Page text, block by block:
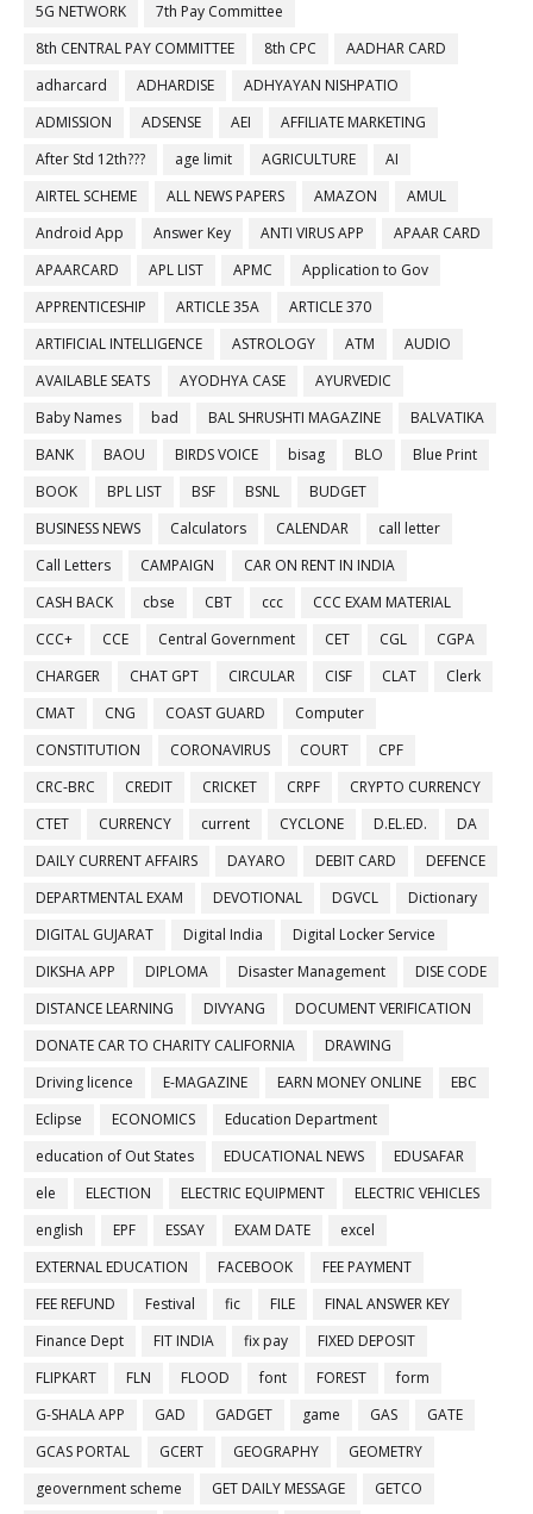
5G NETWORK
7th Pay Committee
8th CENTRAL PAY COMMITTEE
8th CPC
AADHAR CARD
adharcard
ADHARDISE
ADHYAYAN NISHPATIO
ADMISSION
ADSENSE AEI
AFFILIATE MARKETING
After Std 12th???
age limit AGRICULTURE
AI
AIRTEL SCHEME
ALL NEWS PAPERS AMAZON
AMUL
Android App
Answer Key ANTI VIRUS APP
APAAR CARD
APAARCARD
APL LIST APMC
Application to Gov
APPRENTICESHIP
ARTICLE 35A
ARTICLE 370
ARTIFICIAL INTELLIGENCE
ASTROLOGY ATM
AUDIO
AVAILABLE SEATS
AYODHYA CASE
AYURVEDIC
Baby Names
bad BAL SHRUSHTI MAGAZINE
BALVATIKA
BANK
BAOU BIRDS VOICE bisag BLO
Blue Print
BOOK
BPL LIST BSF BSNL
BUDGET
BUSINESS NEWS
Calculators CALENDAR
call letter
Call Letters
CAMPAIGN
CAR ON RENT IN INDIA
CASH BACK
cbse CBT ccc
CCC EXAM MATERIAL
CCC+
CCE Central Government CET CGL
CGPA
CHARGER
CHAT GPT CIRCULAR CISF CLAT
Clerk
CMAT
CNG COAST GUARD
Computer
CONSTITUTION
CORONAVIRUS COURT
CPF
CRC-BRC
CREDIT CRICKET CRPF
CRYPTO CURRENCY
CTET
CURRENCY current CYCLONE D.EL.ED.
DA
DAILY CURRENT AFFAIRS
DAYARO DEBIT CARD
DEFENCE
DEPARTMENTAL EXAM
DEVOTIONAL DGVCL
Dictionary
DIGITAL GUJARAT
Digital India
Digital Locker Service
DIKSHA APP
DIPLOMA Disaster Management
DISE CODE
DISTANCE LEARNING
DIVYANG
DOCUMENT VERIFICATION
DONATE CAR TO CHARITY CALIFORNIA
DRAWING
Driving licence
E-MAGAZINE EARN MONEY ONLINE
EBC
Eclipse
ECONOMICS
Education Department
education of Out States
EDUCATIONAL NEWS
EDUSAFAR
ele
ELECTION ELECTRIC EQUIPMENT
ELECTRIC VEHICLES
english
EPF ESSAY EXAM DATE
excel
EXTERNAL EDUCATION
FACEBOOK
FEE PAYMENT
FEE REFUND
Festival fic FILE
FINAL ANSWER KEY
Finance Dept
FIT INDIA fix pay
FIXED DEPOSIT
FLIPKART
FLN FLOOD font FOREST
form
G-SHALA APP
GAD GADGET game GAS
GATE
GCAS PORTAL
GCERT GEOGRAPHY
GEOMETRY
geovernment scheme
GET DAILY MESSAGE
GETCO